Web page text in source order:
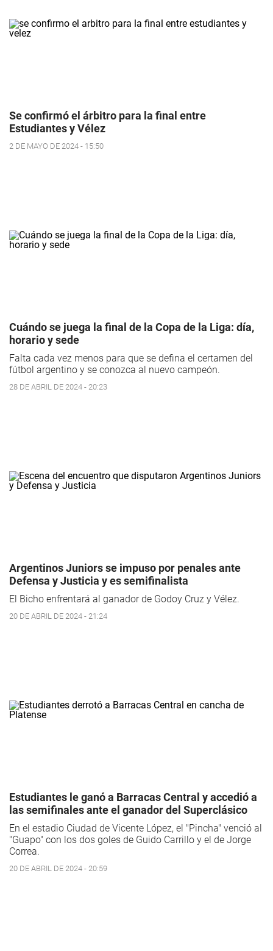
Se confirmó el árbitro para la final entre
Estudiantes y Vélez
2 DE MAYO DE 2024 - 15:50
Cuándo se juega la final de la Copa de la Liga: día,
horario y sede
Falta cada vez menos para que se defina el certamen del
fútbol argentino y se conozca al nuevo campeón.
28 DE ABRIL DE 2024 - 20:23
Argentinos Juniors se impuso por penales ante
Defensa y Justicia y es semifinalista
El Bicho enfrentará al ganador de Godoy Cruz y Vélez.
20 DE ABRIL DE 2024 - 21:24
Estudiantes le ganó a Barracas Central y accedió a
las semifinales ante el ganador del Superclásico
En el estadio Ciudad de Vicente López, el "Pincha" venció al
"Guapo" con los dos goles de Guido Carrillo y el de Jorge
Correa.
20 DE ABRIL DE 2024 - 20:59